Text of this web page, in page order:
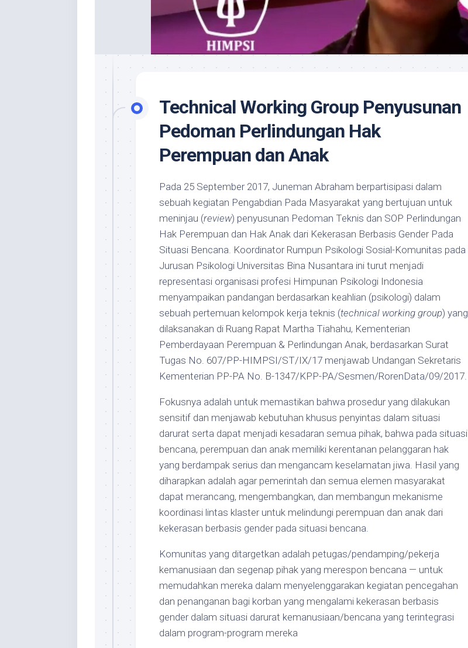
Technical Working Group Penyusunan
Pedoman Perlindungan Hak
Perempuan dan Anak
Pada 25 September 2017, Juneman Abraham berpartisipasi dalam
sebuah kegiatan Pengabdian Pada Masyarakat yang bertujuan untuk
meninjau (review) penyusunan Pedoman Teknis dan SOP Perlindungan
Hak Perempuan dan Hak Anak dari Kekerasan Berbasis Gender Pada
Situasi Bencana. Koordinator Rumpun Psikologi Sosial-Komunitas pada
Jurusan Psikologi Universitas Bina Nusantara ini turut menjadi
representasi organisasi profesi Himpunan Psikologi Indonesia
menyampaikan pandangan berdasarkan keahlian (psikologi) dalam
sebuah pertemuan kelompok kerja teknis (technical working group) yang
dilaksanakan di Ruang Rapat Martha Tiahahu, Kementerian
Pemberdayaan Perempuan & Perlindungan Anak, berdasarkan Surat
Tugas No. 607/PP-HIMPSI/ST/IX/17 menjawab Undangan Sekretaris
Kementerian PP-PA No. B-1347/KPP-PA/Sesmen/RorenData/09/2017.
Fokusnya adalah untuk memastikan bahwa prosedur yang dilakukan
sensitif dan menjawab kebutuhan khusus penyintas dalam situasi
darurat serta dapat menjadi kesadaran semua pihak, bahwa pada situasi
bencana, perempuan dan anak memiliki kerentanan pelanggaran hak
yang berdampak serius dan mengancam keselamatan jiwa. Hasil yang
diharapkan adalah agar pemerintah dan semua elemen masyarakat
dapat merancang, mengembangkan, dan membangun mekanisme
koordinasi lintas klaster untuk melindungi perempuan dan anak dari
kekerasan berbasis gender pada situasi bencana.
Komunitas yang ditargetkan adalah petugas/pendamping/pekerja
kemanusiaan dan segenap pihak yang merespon bencana — untuk
memudahkan mereka dalam menyelenggarakan kegiatan pencegahan
dan penanganan bagi korban yang mengalami kekerasan berbasis
gender dalam situasi darurat kemanusiaan/bencana yang terintegrasi
dalam program-program mereka